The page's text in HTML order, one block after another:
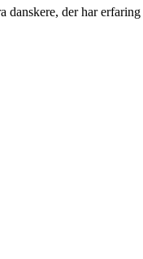
danskere, der har erfaring